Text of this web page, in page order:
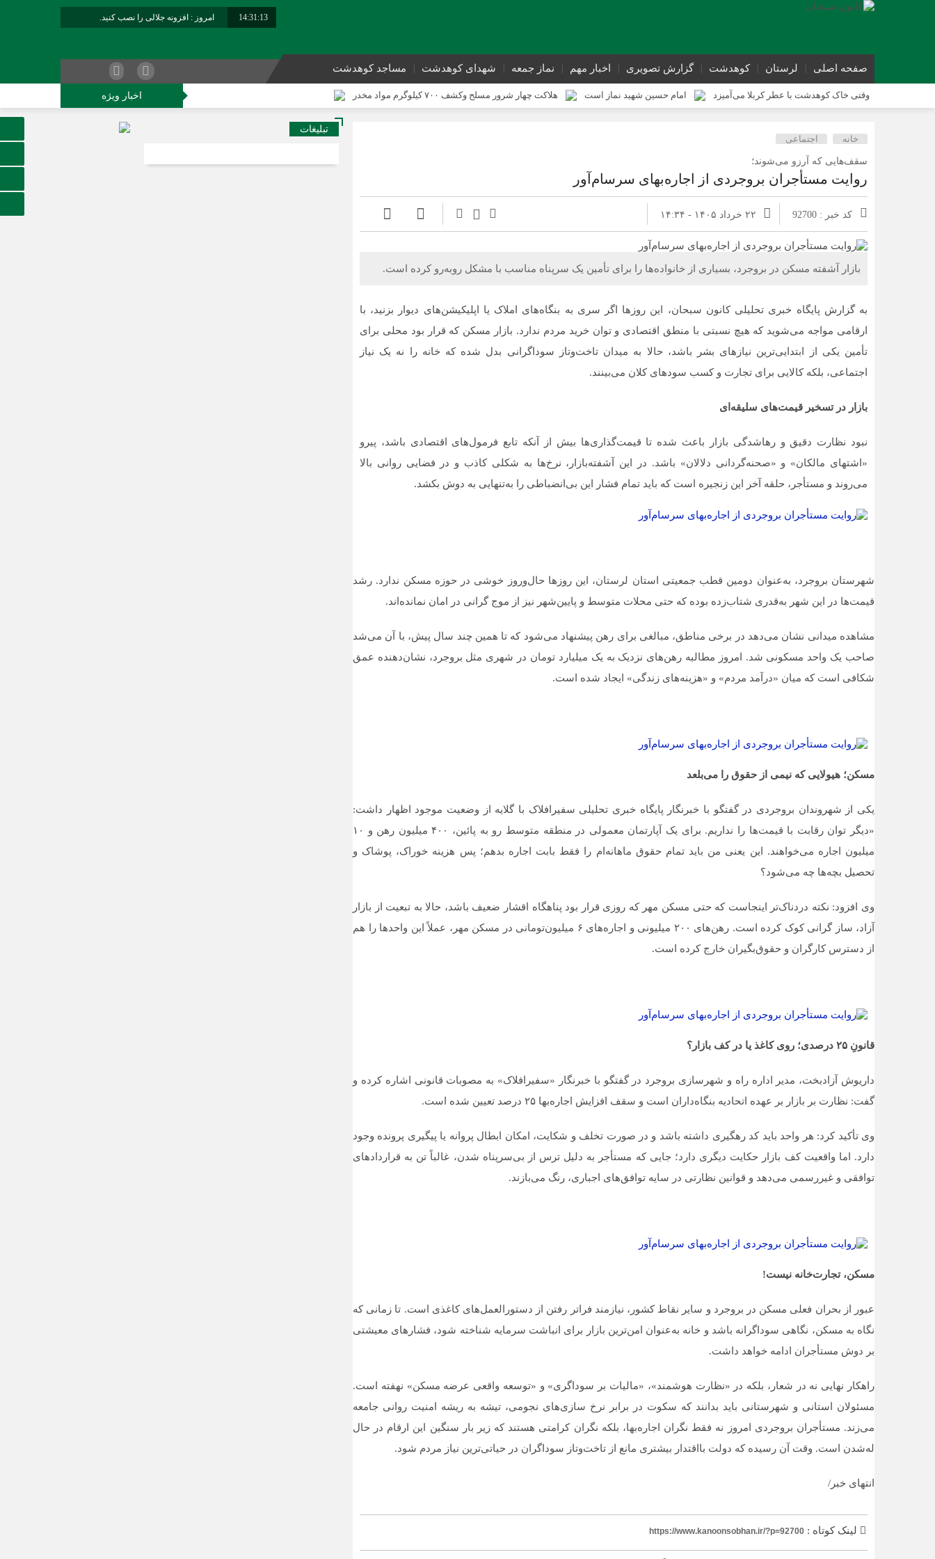
14:31:13 امروز : افزونه جلالی را نصب کنید.
صفحه اصلی لرستان کوهدشت گزارش تصویری اخبار مهم نماز جمعه شهدای کوهدشت مساجد کوهدشت
اخبار ویژه وقتی خاک کوهدشت با عطر کربلا می‌آمیزد امام حسین شهید نماز است هلاکت چهار شرور مسلح وکشف ۷۰۰ کیلوگرم مواد مخدر
سوداگران مرگ در تور اطلاعاتی عملیاتی تکاوران فراجا
کوهدشت در آستانه اربعین؛ از آمادگی زیرساختی تا آمادگی مردمی
خانه اجتماعی
سقف‌هایی که آرزو می‌شوند؛
روایت مستأجران بروجردی از اجاره‌بهای سرسام‌آور
کد خبر : 92700 ۲۲ خرداد ۱۴۰۵ - ۱۴:۳۴
بازار آشفته مسکن در بروجرد، بسیاری از خانواده‌ها را برای تأمین یک سرپناه مناسب با مشکل روبه‌رو کرده است.
به گزارش پایگاه خبری تحلیلی کانون سبحان، این روزها اگر سری به بنگاه‌های املاک یا اپلیکیشن‌های دیوار بزنید، با
ارقامی مواجه می‌شوید که هیچ نسبتی با منطق اقتصادی و توان خرید مردم ندارد. بازار مسکن که قرار بود محلی برای
تأمین یکی از ابتدایی‌ترین نیازهای بشر باشد، حالا به میدان تاخت‌وتاز سوداگرانی بدل شده که خانه را نه یک نیاز
اجتماعی، بلکه کالایی برای تجارت و کسب سودهای کلان می‌بینند.
بازار در تسخیر قیمت‌های سلیقه‌ای
نبود نظارت دقیق و رهاشدگی بازار باعث شده تا قیمت‌گذاری‌ها بیش از آنکه تابع فرمول‌های اقتصادی باشد، پیرو
«اشتهای مالکان» و «صحنه‌گردانی دلالان» باشد. در این آشفته‌بازار، نرخ‌ها به شکلی کاذب و در فضایی روانی بالا
می‌روند و مستأجر، حلقه‌ آخر این زنجیره است که باید تمام فشار این بی‌انضباطی را به‌تنهایی به دوش بکشد.
شهرستان بروجرد، به‌عنوان دومین قطب جمعیتی استان لرستان، این روزها حال‌وروز خوشی در حوزه مسکن ندارد. رشد
قیمت‌ها در این شهر به‌قدری شتاب‌زده بوده که حتی محلات متوسط و پایین‌شهر نیز از موج گرانی در امان نمانده‌اند.
مشاهده میدانی نشان می‌دهد در برخی مناطق، مبالغی برای رهن پیشنهاد می‌شود که تا همین چند سال پیش، با آن می‌شد
صاحب یک واحد مسکونی شد. امروز مطالبه رهن‌های نزدیک به یک میلیارد تومان در شهری مثل بروجرد، نشان‌دهنده عمق
شکافی است که میان «درآمد مردم» و «هزینه‌های زندگی» ایجاد شده است.
مسکن؛ هیولایی که نیمی از حقوق را می‌بلعد
یکی از شهروندان بروجردی در گفتگو با خبرنگار پایگاه خبری تحلیلی سفیرافلاک با گلایه از وضعیت موجود اظهار داشت:
«دیگر توان رقابت با قیمت‌ها را نداریم. برای یک آپارتمان معمولی در منطقه متوسط رو به پائین، ۴۰۰ میلیون رهن و ۱۰
میلیون اجاره می‌خواهند. این یعنی من باید تمام حقوق ماهانه‌ام را فقط بابت اجاره بدهم؛ پس هزینه خوراک، پوشاک و
تحصیل بچه‌ها چه می‌شود؟
وی افزود: نکته دردناک‌تر اینجاست که حتی مسکن مهر که روزی قرار بود پناهگاه اقشار ضعیف باشد، حالا به تبعیت از بازار
آزاد، ساز گرانی کوک کرده است. رهن‌های ۲۰۰ میلیونی و اجاره‌های ۶ میلیون‌تومانی در مسکن مهر، عملاً این واحدها را هم
از دسترس کارگران و حقوق‌بگیران خارج کرده است.
قانونِ ۲۵ درصدی؛ روی کاغذ یا در کف بازار؟
داریوش آزادبخت، مدیر اداره راه و شهرسازی بروجرد در گفتگو با خبرنگار «سفیرافلاک» به مصوبات قانونی اشاره کرده و
گفت: نظارت بر بازار بر عهده اتحادیه بنگاه‌داران است و سقف افزایش اجاره‌بها ۲۵ درصد تعیین شده است.
وی تأکید کرد: هر واحد باید کد رهگیری داشته باشد و در صورت تخلف و شکایت، امکان ابطال پروانه یا پیگیری پرونده وجود
دارد. اما واقعیت کف بازار حکایت دیگری دارد؛ جایی که مستأجر به دلیل ترس از بی‌سرپناه شدن، غالباً تن به قراردادهای
توافقی و غیررسمی می‌دهد و قوانین نظارتی در سایه توافق‌های اجباری، رنگ می‌بازند.
مسکن، تجارت‌خانه نیست!
عبور از بحران فعلی مسکن در بروجرد و سایر نقاط کشور، نیازمند فراتر رفتن از دستورالعمل‌های کاغذی است. تا زمانی که
نگاه به مسکن، نگاهی سوداگرانه باشد و خانه به‌عنوان امن‌ترین بازار برای انباشت سرمایه شناخته شود، فشارهای معیشتی
بر دوش مستأجران ادامه خواهد داشت.
راهکار نهایی نه در شعار، بلکه در «نظارت هوشمند»، «مالیات بر سوداگری» و «توسعه واقعی عرضه مسکن» نهفته است.
مسئولان استانی و شهرستانی باید بدانند که سکوت در برابر نرخ سازی‌های نجومی، تیشه به ریشه امنیت روانی جامعه
می‌زند. مستأجران بروجردی امروز نه فقط نگران اجاره‌بها، بلکه نگران کرامتی هستند که زیر بار سنگین این ارقام در حال
له‌شدن است. وقت آن رسیده که دولت بااقتدار بیشتری مانع از تاخت‌وتاز سوداگران در حیاتی‌ترین نیاز مردم شود.
انتهای خبر/
لینک کوتاه : https://www.kanoonsobhan.ir/?p=92700
تبلیغات